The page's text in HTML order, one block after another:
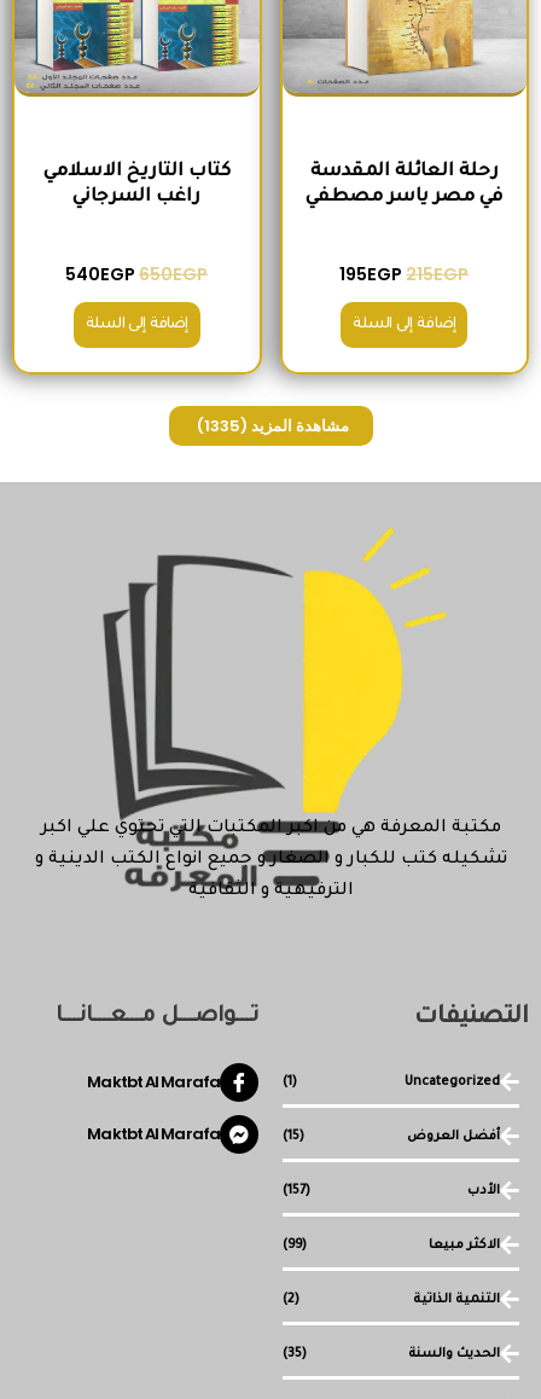
رحلة العائلة المقدسة
في مصر ياسر مصطفي
215EGP
195EGP
إضافة إلى السلة
كتاب التاريخ الاسلامي
راغب السرجاني
650EGP
540EGP
إضافة إلى السلة
مشاهدة المزيد (1335)
مكتبة المعرفة هي من اكبر المكتبات التي تحتوي علي اكبر
تشكيله كتب للكبار و الصغار و جميع انواع الكتب الدينية و
الترفيهية و الثقافية
التصنيفات
Uncategorized
(1)
أفضل العروض (15)
الأدب (157)
الاكثر مبيعا (99)
التنمية الذاتية (2)
الحديث والسنة (35)
تـــواصـــل مـــعـــانـــا
Maktbt Al Marafa
Maktbt Al Marafa